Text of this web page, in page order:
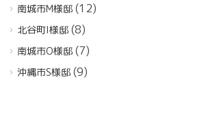
南城市M様邸 (12)
北谷町I様邸 (8)
南城市O様邸 (7)
沖縄市S様邸 (9)